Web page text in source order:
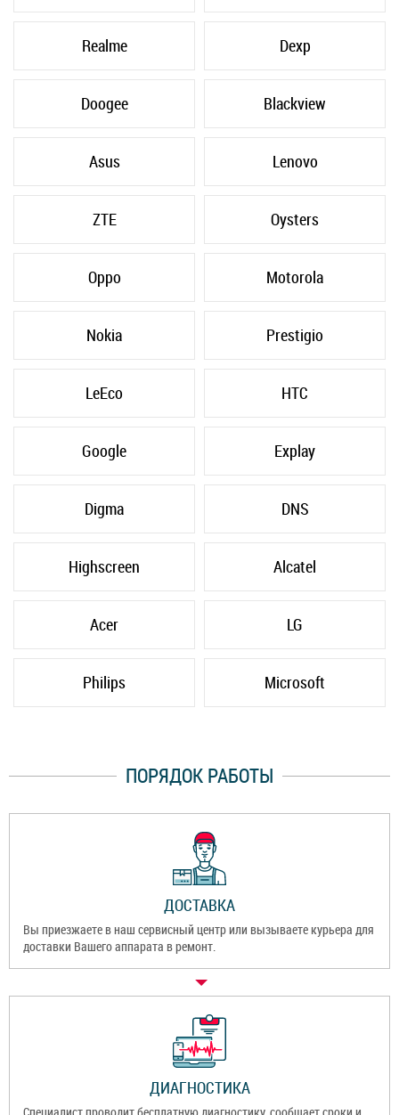
Realme Dexp
Doogee Blackview
Asus Lenovo
ZTE Oysters
Oppo Motorola
Nokia Prestigio
LeEco HTC
Google Explay
Digma DNS
Highscreen Alcatel
Acer LG
Philips Microsoft
ПОРЯДОК РАБОТЫ
ДОСТАВКА
Вы приезжаете в наш сервисный центр или вызываете курьера для
доставки Вашего аппарата в ремонт.
ДИАГНОСТИКА